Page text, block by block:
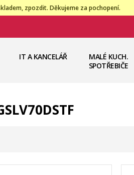
zpozdit. Děkujeme za pochopení.
IT A KANCELÁŘ
MALÉ KUCH.
SPOTŘEBIČE